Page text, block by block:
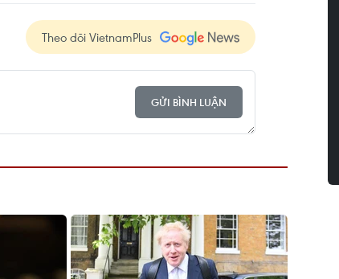
Theo dõi VietnamPlus
GỬI BÌNH LUẬN